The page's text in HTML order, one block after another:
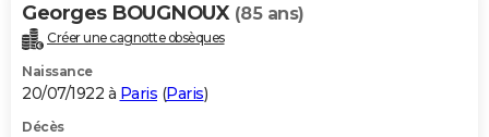
Georges BOUGNOUX (85 ans)
Créer une cagnotte obsèques
Naissance
20/07/1922 à Paris (Paris)
Décès